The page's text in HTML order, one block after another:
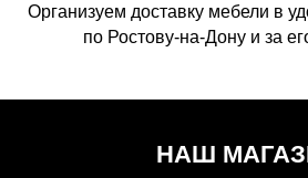
Организуем доставку мебели в
по Ростову-на-Дону и за
НАШ